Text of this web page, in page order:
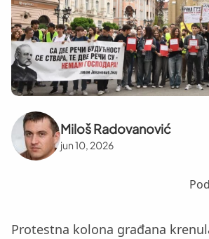
Miloš Radovanović
jun 10, 2026
Protestna kolona građana